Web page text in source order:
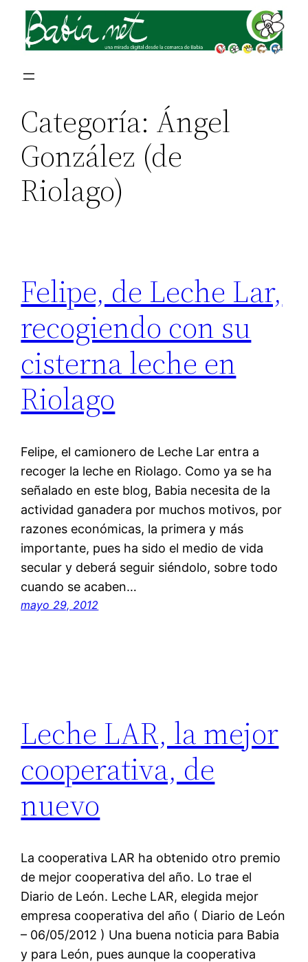
Saltar
contenido
Categoría: Ángel
González (de
Riolago)
Felipe, de Leche Lar,
recogiendo con su
cisterna leche en
Riolago
Felipe, el camionero de Leche Lar entra a
recoger la leche en Riolago. Como ya se ha
señalado en este blog, Babia necesita de la
actividad ganadera por muchos motivos, por
razones económicas, la primera y más
importante, pues ha sido el medio de vida
secular y deberá seguir siéndolo, sobre todo
cuando se acaben…
mayo 29, 2012
Leche LAR, la mejor
cooperativa, de
nuevo
La cooperativa LAR ha obtenido otro premio
de mejor cooperativa del año. Lo trae el
Diario de León. Leche LAR, elegida mejor
empresa cooperativa del año ( Diario de León
– 06/05/2012 ) Una buena noticia para Babia
y para León, pues aunque la cooperativa